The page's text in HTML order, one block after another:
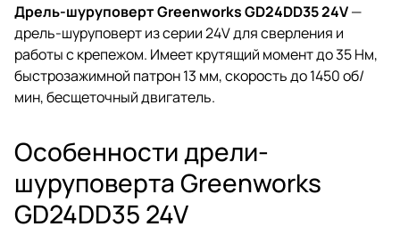
Дрель-шуруповерт Greenworks GD24DD35 24V—
дрель-шуруповерт из серии 24V для сверления и
работы с крепежом. Имеет крутящий момент до 35 Нм,
быстрозажимной патрон 13 мм, скорость до 1450 об/
мин, бесщеточный двигатель.
Особенности дрели-
шуруповерта Greenworks
GD24DD35 24V